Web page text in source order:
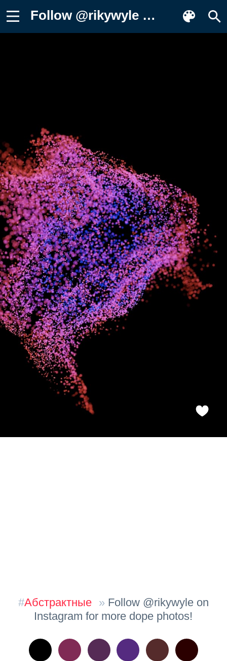
Follow @rikywyle on Instagram for more Фотография
#Абстрактные » Follow @rikywyle on
Instagram for more dope photos!